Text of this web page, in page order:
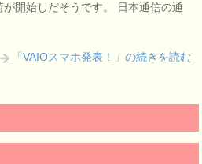
開始しだそうです。 日本通信の通
「VAIOスマホ発表！」の続きを読む